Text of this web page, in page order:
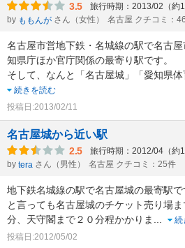
3.5 旅行時期：2013/02（約
by ももんが さん（女性） 名古屋 クチコミ：
名古屋市営地下鉄・名城線の駅で名古
知県庁ほか官庁関係の最寄り駅です。
そして、なんと「名古屋城」「愛知県体
続きを読む
投稿日:2013/02/11
名古屋城から近い駅
2.5 旅行時期：2012/04（約
by tera さん（男性） 名古屋 クチコミ：25件
地下鉄名城線の駅で名古屋城の最寄駅
と言っても名古屋城のチケット売り場ま
分、天守閣まで２０分程かかりま
続
投稿日:2012/05/02